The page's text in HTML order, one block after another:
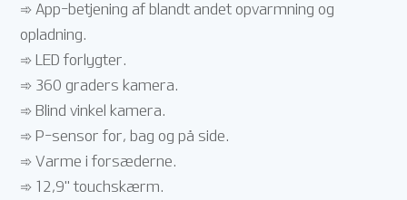
➾ App-betjening af blandt andet opvarmning og
opladning.
➾ LED forlygter.
➾ 360 graders kamera.
➾ Blind vinkel kamera.
➾ P-sensor for, bag og på side.
➾ Varme i forsæderne.
➾ 12,9'' touchskærm.